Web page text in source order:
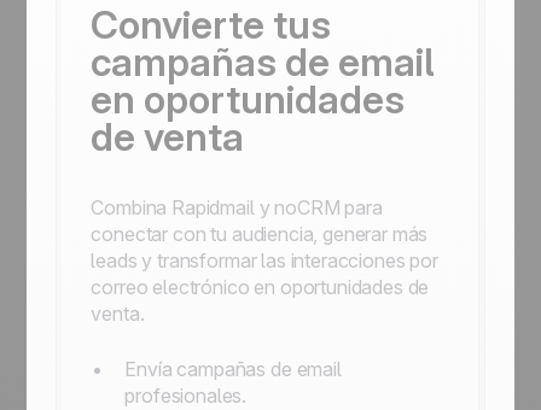
Convierte tus
campañas de email
en oportunidades
de venta
Combina Rapidmail y noCRM para
conectar con tu audiencia, generar más
leads y transformar las interacciones por
correo electrónico en oportunidades de
venta.
Envía campañas de email
profesionales.